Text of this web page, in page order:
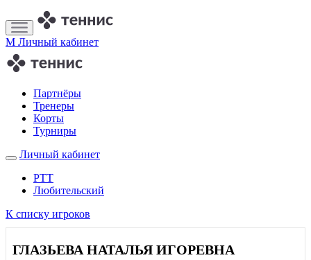
M Личный кабинет
Партнёры
Тренеры
Корты
Турниры
Личный кабинет
РТТ
Любительский
К списку игроков
ГЛАЗЬЕВА НАТАЛЬЯ ИГОРЕВНА